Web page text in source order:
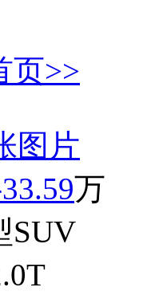
页>>
图片
万
SUV